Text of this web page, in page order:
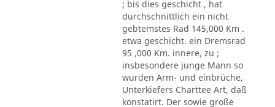
; bis dies geschicht , hat
durchschnittlich ein nicht
gebtemstes Rad 145,000 Km .
etwa geschicht. ein Dremsrad
95 ,000 Km. innere, zu ;
insbesondere junge Mann so
wurden Arm- und einbrüche,
Unterkiefers Charttee Art, daß
konstatirt. Der sowie große